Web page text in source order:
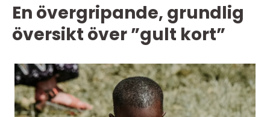
En övergripande, grundlig
översikt över ”gult kort”